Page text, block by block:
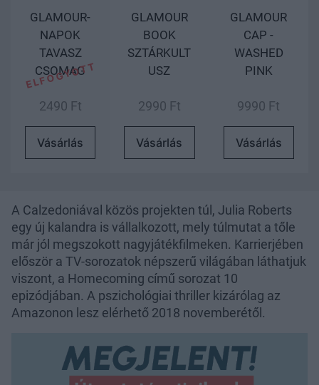
GLAMOUR-
NAPOK
TAVASZ
CSOMAG
2490 Ft
Vásárlás
GLAMOUR
BOOK
SZTÁRKULT
USZ
2990 Ft
Vásárlás
GLAMOUR
CAP -
WASHED
PINK
9990 Ft
Vásárlás
A Calzedoniával közös projekten túl, Julia Roberts
egy új kalandra is vállalkozott, mely túlmutat a tőle
már jól megszokott nagyjátékfilmeken. Karrierjében
először a TV-sorozatok népszerű világában láthatjuk
viszont, a Homecoming című sorozat 10
epizódjában. A pszichológiai thriller kizárólag az
Amazonon lesz elérhető 2018 novemberétől.